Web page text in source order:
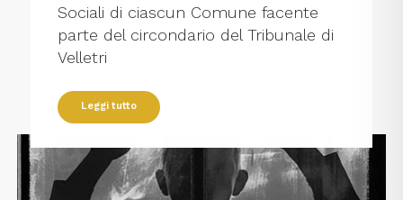
Sociali di ciascun Comune facente
parte del circondario del Tribunale di
Velletri
Leggi tutto